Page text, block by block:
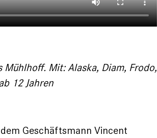
Mühlhoff. Mit: Alaska, Diam, Frodo,
12 Jahren
Geschäftsmann Vincent